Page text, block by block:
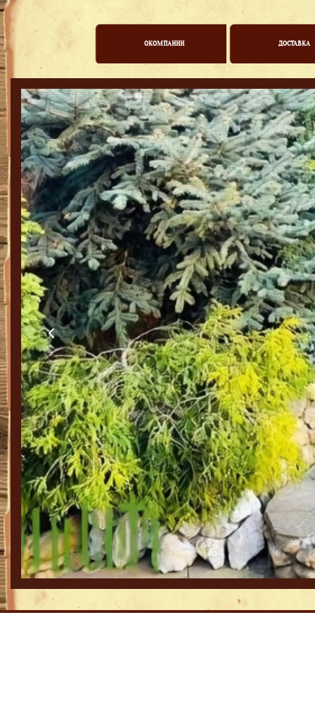
ОКОМПАНИИ ДОСТАВКА